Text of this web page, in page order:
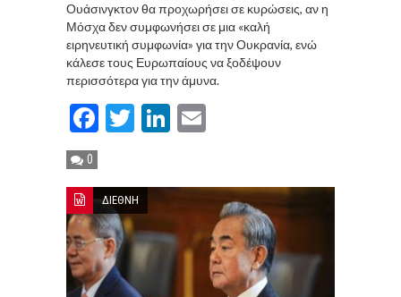
Ουάσινγκτον θα προχωρήσει σε κυρώσεις, αν η
Μόσχα δεν συμφωνήσει σε μια «καλή
ειρηνευτική συμφωνία» για την Ουκρανία, ενώ
κάλεσε τους Ευρωπαίους να ξοδέψουν
περισσότερα για την άμυνα.
Facebook
TwitterLinkedIn
0
ΔΙΕΘΝΗ